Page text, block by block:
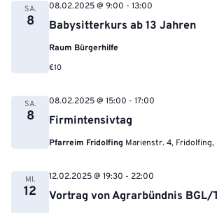
SA.
8 Babysitterkurs ab 13 Jahren
08.02.2025 @ 9:00 - 13:00
Raum Bürgerhilfe
€10
SA.
8 Firmintensivtag
08.02.2025 @ 15:00 - 17:00
Pfarreim Fridolfing Marienstr. 4, Fridolfing,
MI.
12 Vortrag von Agrarbündnis BGL/
12.02.2025 @ 19:30 - 22:00